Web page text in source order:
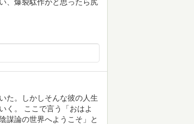
、爆裂駄作かと思ったら尻
た。しかしそんな彼の人生
く。 ここで言う「おはよ
謀論の世界へようこそ」と